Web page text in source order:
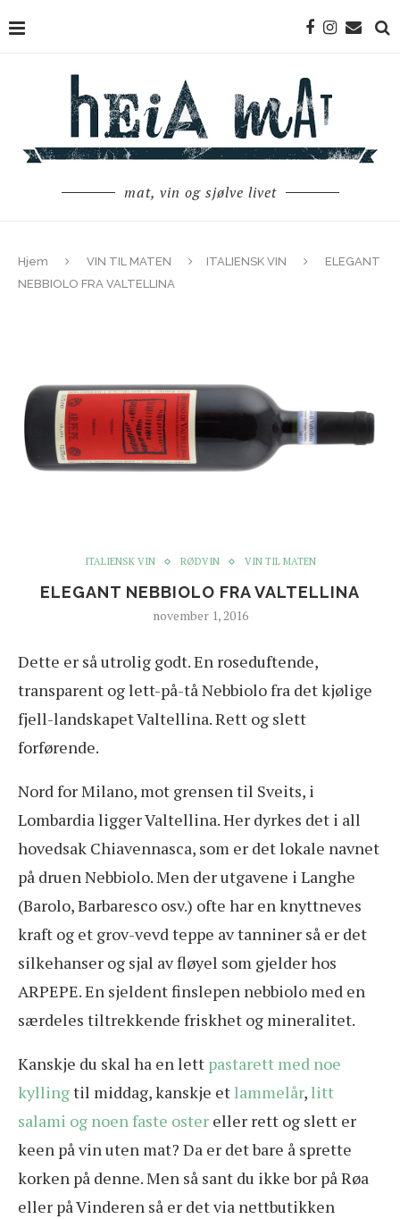
mat, vin og sjølve livet
Hjem VIN TIL MATEN ITALIENSK VIN
ELEGANT
NEBBIOLO FRA VALTELLINA
ITALIENSK VIN RØDVIN VIN TIL MATEN
ELEGANT NEBBIOLO FRA VALTELLINA
november 1, 2016
Dette er så utrolig godt. En roseduftende,
transparent og lett-på-tå Nebbiolo fra det kjølige
fjell-landskapet Valtellina. Rett og slett
forførende.
Nord for Milano, mot grensen til Sveits, i
Lombardia ligger Valtellina. Her dyrkes det i all
hovedsak Chiavennasca, som er det lokale navnet
på druen Nebbiolo. Men der utgavene i Langhe
(Barolo, Barbaresco osv.) ofte har en knyttneves
kraft og et grov-vevd teppe av tanniner så er det
silkehanser og sjal av fløyel som gjelder hos
ARPEPE. En sjeldent finslepen nebbiolo med en
særdeles tiltrekkende friskhet og mineralitet.
Kanskje du skal ha en lett pastarett med noe
kyllingtil middag, kanskje et lammelår, litt
salami og noen faste oster eller rett og slett er
keen på vin uten mat? Da er det bare å sprette
korken på denne. Men så sant du ikke bor på Røa
eller på Vinderen så er det via nettbutikken